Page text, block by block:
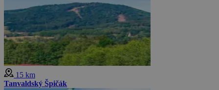
15 km
Tanvaldský Špičák